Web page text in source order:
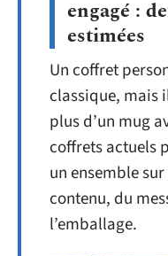
engagé :
estimées
Un coffret
classique, mais
plus d’un mug
coffrets actuels
un ensemble
contenu, du
l’emballage.